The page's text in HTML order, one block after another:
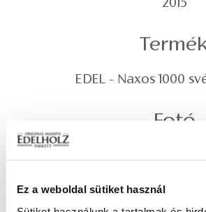
Ez a weboldal sütiket használ
2015
EDEL - Naxos 1000
Fotó